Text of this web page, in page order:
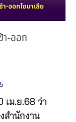
า-ออก
เม.ย.68 ว่า
สำนักงาน